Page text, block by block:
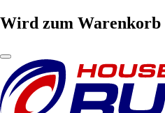
Wird zum Warenkorb